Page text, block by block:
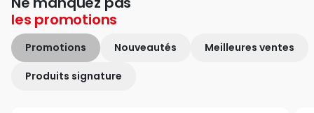
les promotions
Promotions Nouveautés Meilleures ventes
Produits signature